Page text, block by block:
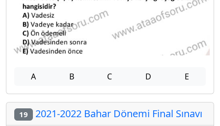
A B C D E
19 2021-2022 Bahar Dönemi Final Sınavı